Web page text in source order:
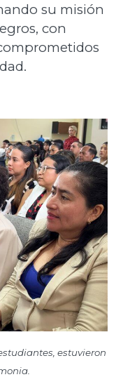
su misión
con
estuvieron